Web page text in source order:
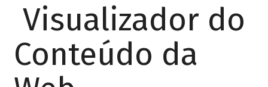
Visualizador do
Conteúdo da